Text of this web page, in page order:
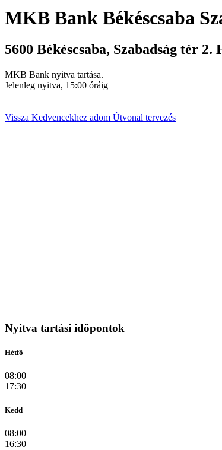
MKB Bank Békéscsaba
5600 Békéscsaba, Szabadság tér 2.
MKB Bank nyitva tartása.
Jelenleg nyitva, 15:00 óráig
Vissza Kedvencekhez adom Útvonal tervezés
Nyitva tartási időpontok
Hétfő
08:00
17:30
Kedd
08:00
16:30